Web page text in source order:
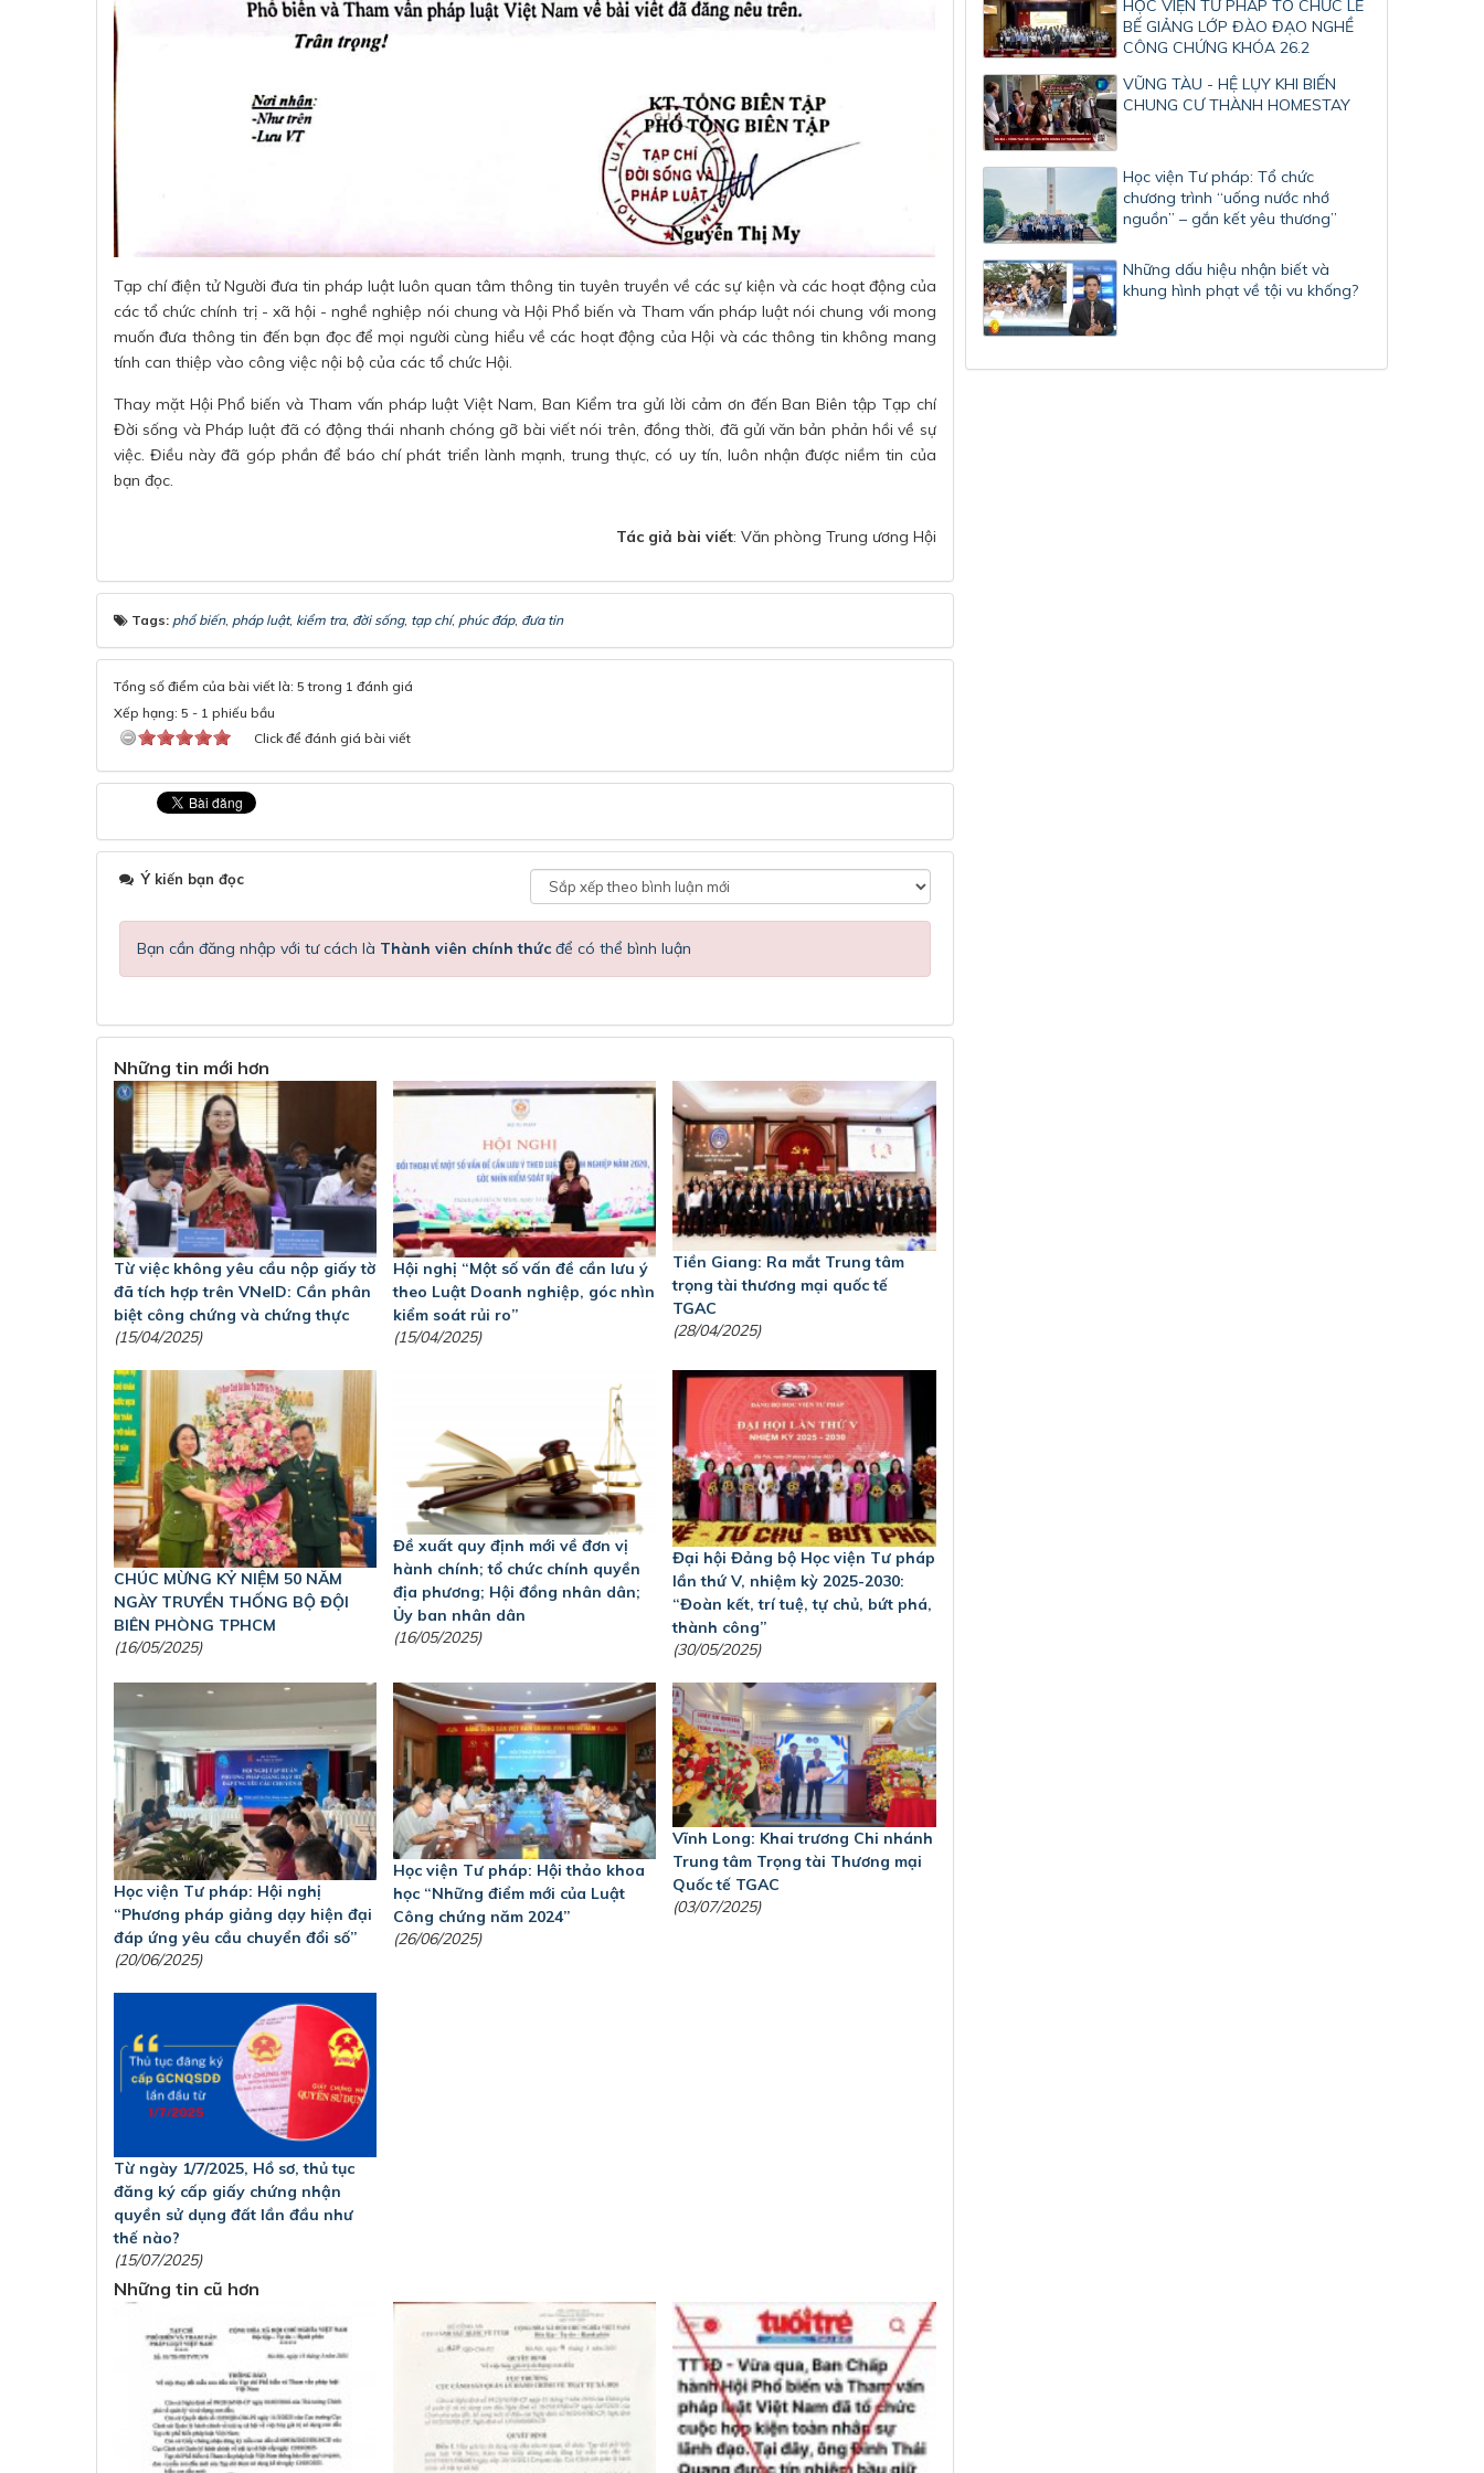
Tạp chí điện tử Người đưa tin pháp luật luôn quan tâm thông tin tuyên truyền về các sự kiện và các hoạt động của
các tổ chức chính trị - xã hội - nghề nghiệp nói chung và Hội Phổ biến và Tham vấn pháp luật nói chung với mong
muốn đưa thông tin đến bạn đọc để mọi người cùng hiểu về các hoạt động của Hội và các thông tin không mang
tính can thiệp vào công việc nội bộ của các tổ chức Hội.
Thay mặt Hội Phổ biến và Tham vấn pháp luật Việt Nam, Ban Kiểm tra gửi lời cảm ơn đến Ban Biên tập Tạp chí
Đời sống và Pháp luật đã có động thái nhanh chóng gỡ bài viết nói trên, đồng thời, đã gửi văn bản phản hồi về sự
việc. Điều này đã góp phần để báo chí phát triển lành mạnh, trung thực, có uy tín, luôn nhận được niềm tin của
bạn đọc.
Tác giả bài viết: Văn phòng Trung ương Hội
Tags: phổ biến, pháp luật, kiểm tra, đời sống, tạp chí, phúc đáp, đưa tin
Tổng số điểm của bài viết là: 5 trong 1 đánh giá
Xếp hạng: 5 - 1 phiếu bầu
Click để đánh giá bài viết
Ý kiến bạn đọc
Bạn cần đăng nhập với tư cách là Thành viên chính thức để có thể bình luận
Những tin mới hơn
Từ việc không yêu cầu nộp giấy tờ
đã tích hợp trên VNeID: Cần phân
biệt công chứng và chứng thực
(15/04/2025)
Hội nghị “Một số vấn đề cần lưu ý
theo Luật Doanh nghiệp, góc nhìn
kiểm soát rủi ro”
(15/04/2025)
Tiền Giang: Ra mắt Trung tâm
trọng tài thương mại quốc tế
TGAC
(28/04/2025)
CHÚC MỪNG KỶ NIỆM 50 NĂM
NGÀY TRUYỀN THỐNG BỘ ĐỘI
BIÊN PHÒNG TPHCM
(16/05/2025)
Đề xuất quy định mới về đơn vị
hành chính; tổ chức chính quyền
địa phương; Hội đồng nhân dân;
Ủy ban nhân dân
(16/05/2025)
Đại hội Đảng bộ Học viện Tư pháp
lần thứ V, nhiệm kỳ 2025-2030:
“Đoàn kết, trí tuệ, tự chủ, bứt phá,
thành công”
(30/05/2025)
Học viện Tư pháp: Hội nghị
“Phương pháp giảng dạy hiện đại
đáp ứng yêu cầu chuyển đổi số”
(20/06/2025)
Học viện Tư pháp: Hội thảo khoa
học “Những điểm mới của Luật
Công chứng năm 2024”
(26/06/2025)
Vĩnh Long: Khai trương Chi nhánh
Trung tâm Trọng tài Thương mại
Quốc tế TGAC
(03/07/2025)
Từ ngày 1/7/2025, Hồ sơ, thủ tục
đăng ký cấp giấy chứng nhận
quyền sử dụng đất lần đầu như
thế nào?
(15/07/2025)
Những tin cũ hơn
HỌC VIỆN TƯ PHÁP TỔ CHỨC LỄ
BẾ GIẢNG LỚP ĐÀO ĐẠO NGHỀ
CÔNG CHỨNG KHÓA 26.2
VŨNG TÀU - HỆ LỤY KHI BIẾN
CHUNG CƯ THÀNH HOMESTAY
Học viện Tư pháp: Tổ chức
chương trình “uống nước nhớ
nguồn” – gắn kết yêu thương”
Những dấu hiệu nhận biết và
khung hình phạt về tội vu khống?